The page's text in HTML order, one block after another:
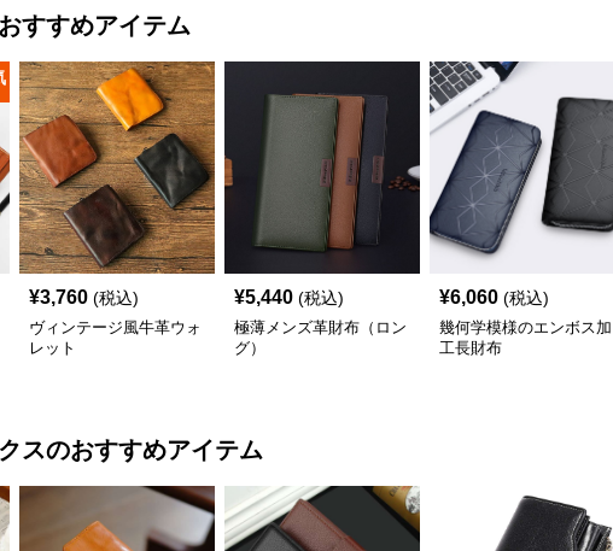
すすめアイテム
¥3,760 (税込)
ヴィンテージ風牛革ウォ
レット
¥5,440 (税込)
極薄メンズ革財布（ロン
グ）
¥6,060 (税込)
幾何学模様のエンボス加
工長財布
スのおすすめアイテム